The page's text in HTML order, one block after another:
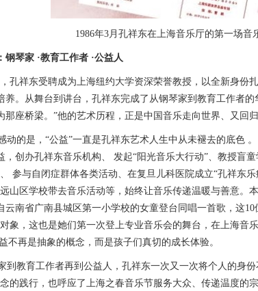
1986年3月孔祥东在上海音乐厅的第一场音
钢琴家 ·教育工作者 ·公益人
孔祥东受聘成为上海纽约大学资深荣誉教授，以全新身份
养。从舞台到讲台，孔祥东完成了从钢琴家到教育工作者的
那座桥梁。”他的艺术历程，正是中国音乐走向世界、又回
的是，“公益”一直是孔祥东艺术人生中从未褪去的底色
，创办孔祥东音乐机构、 发起“阳光音乐大行动”、教授盲
参与自闭症群体各类活动、在复旦儿科医院成立“孔祥东
山区学校带去音乐活动等，始终让音乐传递温暖与善意。
云南省广南县城区第一小学校的女童登台同唱一首歌，这
象，这也是她们第一次登上专业音乐会的舞台，在上海音
不再是抽象的概念，而是孩子们真切的成长体验。
教育工作者再到公益人，孔祥东一次又一次将个人的身份
的践行，也呼应了上海之春音乐节服务大众、传递温度的